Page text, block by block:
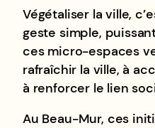
Végétaliser la ville,
geste simple,
ces micro-espaces
rafraîchir la ville, à
à renforcer le lien
Au Beau-Mur, ces